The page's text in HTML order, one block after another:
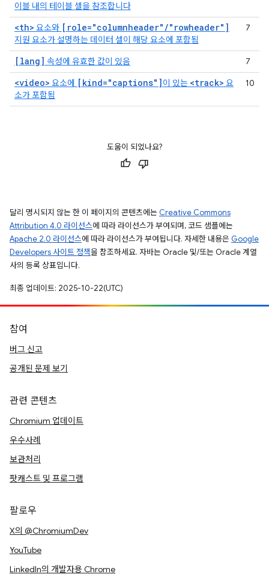
이블 내의 테이블 셀을 참조합니다
<th> 요소와 [role="columnheader"/"rowheader"]
지원 요소가 설명하는 데이터 셀이 해당 요소에 포함됨
7
[lang] 속성에 유효한 값이 있음 7
<video> 요소에 [kind="captions"]이 있는 <track> 요
소가 포함됨
10
도움이 되었나요?
달리 명시되지 않는 한 이 페이지의 콘텐츠에는 Creative Commons
Attribution 4.0 라이선스에 따라 라이선스가 부여되며, 코드 샘플에는
Apache 2.0 라이선스에 따라 라이선스가 부여됩니다. 자세한 내용은 Google
Developers 사이트 정책을 참조하세요. 자바는 Oracle 및/또는 Oracle 계열
사의 등록 상표입니다.
최종 업데이트: 2025-10-22(UTC)
참여
버그 신고
공개된 문제 보기
관련 콘텐츠
Chromium 업데이트
우수사례
보관처리
팟캐스트 및 프로그램
팔로우
X의 @ChromiumDev
YouTube
LinkedIn의 개발자용 Chrome